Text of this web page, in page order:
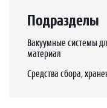
Подразделы
Вакуумные системы
материал
Средства сбора,